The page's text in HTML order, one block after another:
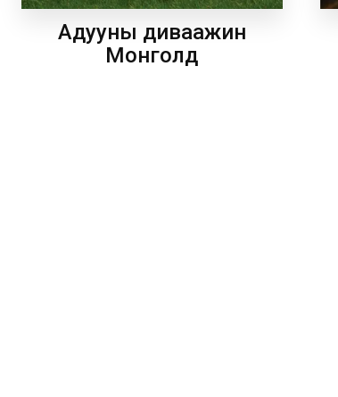
Адууны диваажин
Монголд